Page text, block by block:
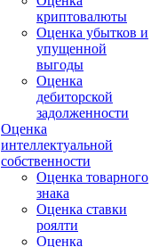
криптовалюты
Оценка убытков и
упущенной
выгоды
Оценка
дебиторской
задолженности
Оценка
интеллектуальной
собственности
Оценка товарного
знака
Оценка ставки
роялти
Оценка